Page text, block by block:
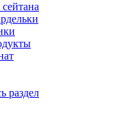
раздел